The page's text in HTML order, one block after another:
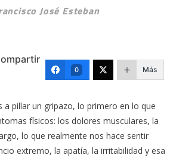
José Esteban
0 Más
a pillar un gripazo, lo primero en lo que
físicos: los dolores musculares, la
lo que realmente nos hace sentir
extremo, la apatía, la irritabilidad y esa